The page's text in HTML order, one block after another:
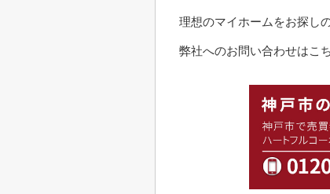
理想のマイホームをお探し
弊社へのお問い合わせはこ